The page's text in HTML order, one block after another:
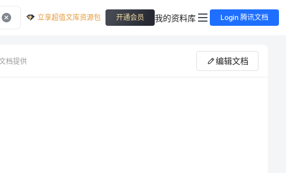
立享超值文库资源包 开通会员 我的资料库 Login 腾讯文档
档提供 编辑文档